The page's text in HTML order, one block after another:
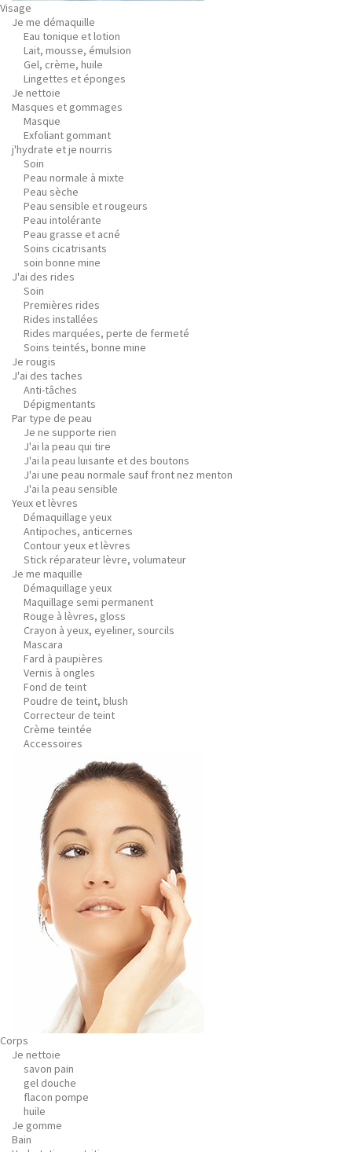
Visage
Je me démaquille
Eau tonique et lotion
Lait, mousse, émulsion
Gel, crème, huile
Lingettes et éponges
Je nettoie
Masques et gommages
Masque
Exfoliant gommant
j'hydrate et je nourris
Soin
Peau normale à mixte
Peau sèche
Peau sensible et rougeurs
Peau intolérante
Peau grasse et acné
Soins cicatrisants
soin bonne mine
J'ai des rides
Soin
Premières rides
Rides installées
Rides marquées, perte de fermeté
Soins teintés, bonne mine
Je rougis
J'ai des taches
Anti-tâches
Dépigmentants
Par type de peau
Je ne supporte rien
J'ai la peau qui tire
J'ai la peau luisante et des boutons
J'ai une peau normale sauf front nez menton
J'ai la peau sensible
Yeux et lèvres
Démaquillage yeux
Antipoches, anticernes
Contour yeux et lèvres
Stick réparateur lèvre, volumateur
Je me maquille
Démaquillage yeux
Maquillage semi permanent
Rouge à lèvres, gloss
Crayon à yeux, eyeliner, sourcils
Mascara
Fard à paupières
Vernis à ongles
Fond de teint
Poudre de teint, blush
Correcteur de teint
Crème teintée
Accessoires
Corps
Je nettoie
savon pain
gel douche
flacon pompe
huile
Je gomme
Bain